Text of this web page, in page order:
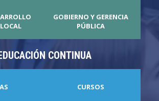
GOBIERNO Y GERENCIA
PÚBLICA
CONTINUA
CURSOS